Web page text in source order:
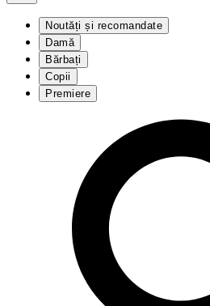
Noutăți și recomandate
Damă
Bărbați
Copii
Premiere